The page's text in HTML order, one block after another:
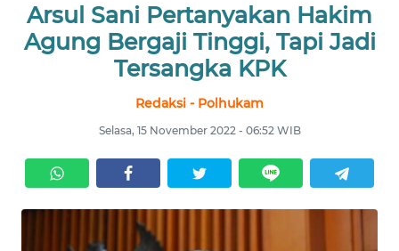
Arsul Sani Pertanyakan Hakim
Agung Bergaji Tinggi, Tapi Jadi
Tersangka KPK
Redaksi - Polhukam
Selasa, 15 November 2022 - 06:52 WIB
NASIONAL
KRIMINAL
EKUIN